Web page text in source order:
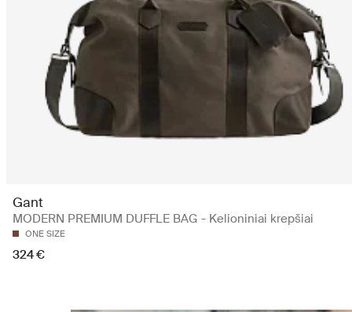
Gant
MODERN PREMIUM DUFFLE BAG - Kelioniniai krepšiai
ONE SIZE
324 €